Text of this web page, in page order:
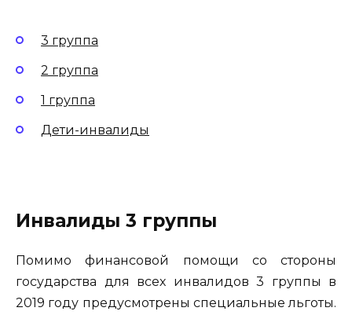
3 группа
2 группа
1 группа
Дети-инвалиды
Инвалиды 3 группы
Помимо финансовой помощи со стороны
государства для всех инвалидов 3 группы в
2019 году предусмотрены специальные льготы.